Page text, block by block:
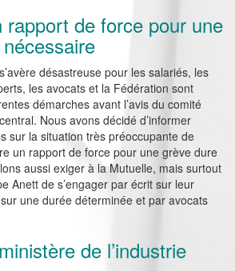
rapport de force pour une
désastreuse pour les salariés, les
les avocats et la Fédération sont
démarches avant l’avis du comité
Nous avons décidé d’informer
sur la situation très préoccupante de
un rapport de force pour une grève dure
aussi exiger à la Mutuelle, mais surtout
Anett de s’engager par écrit sur leur
une durée déterminée et par avocats
de l’industrie